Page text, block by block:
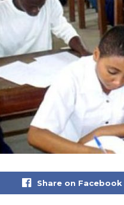
Share on Facebook